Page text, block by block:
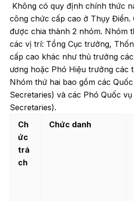
Không có quy định chính thức
công chức cấp cao ở Thụy
được chia thành 2 nhóm. Nhóm
các vị trí: Tổng Cục trưởng,
cấp cao khác như thủ trưởng
ương hoặc Phó Hiệu trưởng các
Nhóm thứ hai bao gồm các
Secretaries) và các Phó Quốc
Secretaries).
Ch
ức
trá
ch
Chức danh